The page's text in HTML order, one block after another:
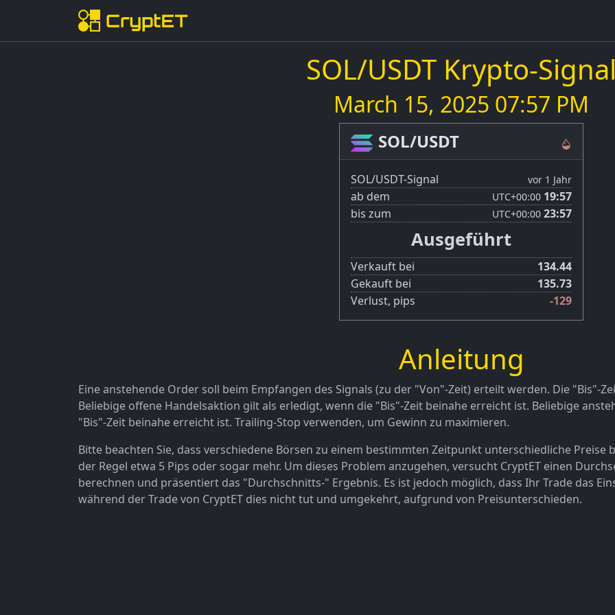
SOL/USDT Krypto-Signal
March 15, 2025 07:57 PM
SOL/USDT
SOL/USDT-Signal vor 1 Jahr
ab dem UTC+00:00 19:57
bis zum
UTC+00:00 23:57
Ausgeführt
Verkauft bei
134.44
Gekauft bei
135.73
Verlust, pips
-129
Anleitung
Eine anstehende Order soll beim Empfangen des Signals (zu der "Von"-Zeit) erteilt werden. Die "Bis"-
Beliebige offene Handelsaktion gilt als erledigt, wenn die "Bis"-Zeit beinahe erreicht ist. Beliebige
"Bis"-Zeit beinahe erreicht ist. Trailing-Stop verwenden, um Gewinn zu maximieren.
Bitte beachten Sie, dass verschiedene Börsen zu einem bestimmten Zeitpunkt unterschiedliche
der Regel etwa 5 Pips oder sogar mehr. Um dieses Problem anzugehen, versucht CryptET einen
berechnen und präsentiert das "Durchschnitts-" Ergebnis. Es ist jedoch möglich, dass Ihr Trade das
während der Trade von CryptET dies nicht tut und umgekehrt, aufgrund von Preisunterschieden.